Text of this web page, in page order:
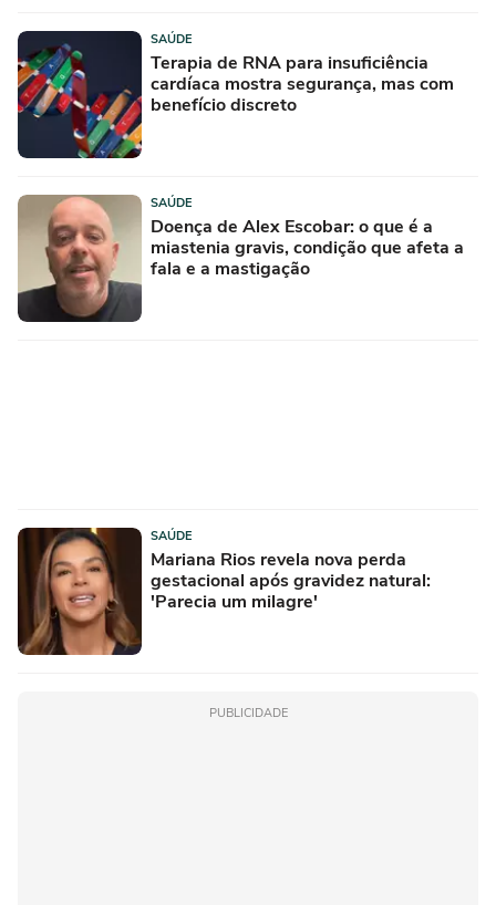
SAÚDE
Terapia de RNA para insuficiência
cardíaca mostra segurança, mas com
benefício discreto
SAÚDE
Doença de Alex Escobar: o que é a
miastenia gravis, condição que afeta a
fala e a mastigação
SAÚDE
Mariana Rios revela nova perda
gestacional após gravidez natural:
'Parecia um milagre'
PUBLICIDADE